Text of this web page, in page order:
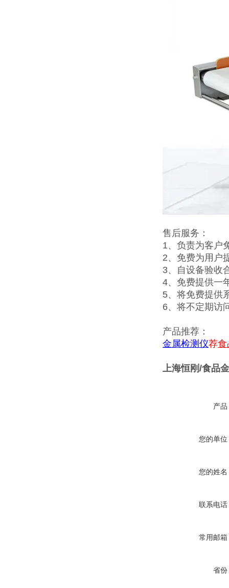
售后服务：
1、负责为客户
2、免费为用户
3、自设备验收
4、免费提供一
5、将免费提供
6、将不定期访
产品推荐：
金属检测仪荐食
上海恒刚/食品
产品
您的单位
您的姓名
联系电话
常用邮箱
省份